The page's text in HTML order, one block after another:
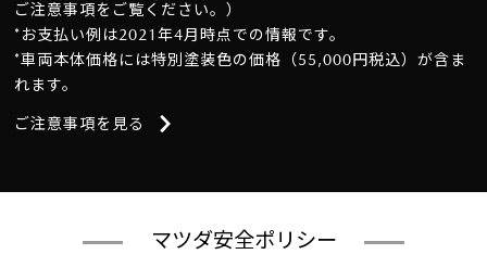
ご注意事項をご覧ください。）
*お支払い例は2021年4月時点での情報です。
*車両本体価格には特別塗装色の価格（55,000円税込）が含ま
れます。
ご注意事項を見る
マツダ安全ポリシー